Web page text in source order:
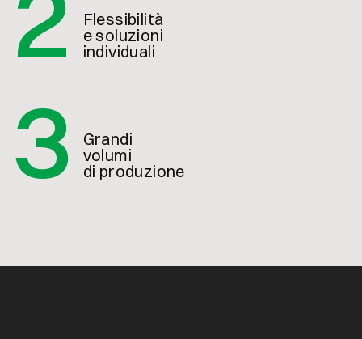
Flessibilità
e soluzioni
individuali
3
Grandi
volumi
di produzione